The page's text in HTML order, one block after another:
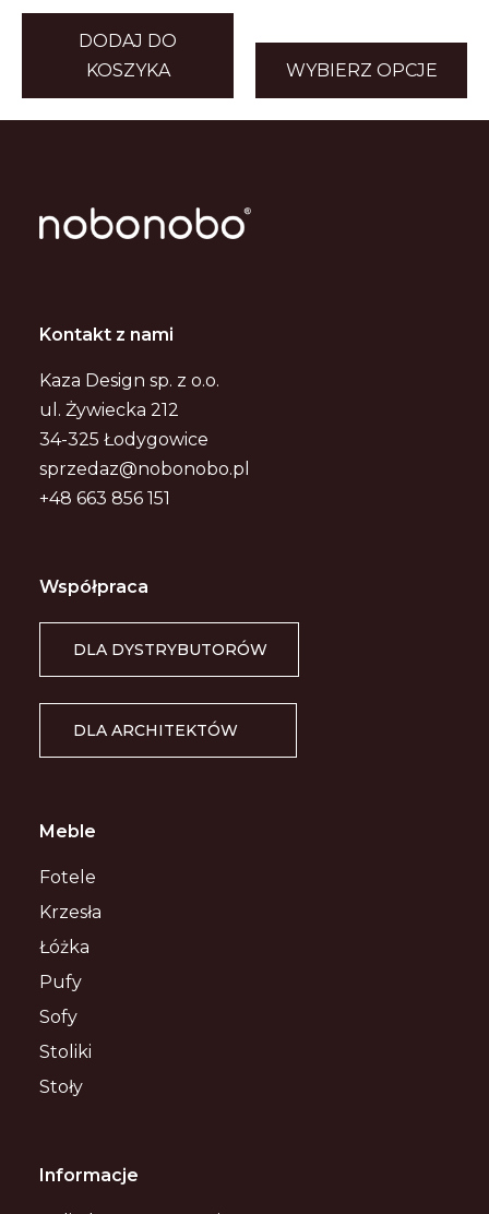
DODAJ DO
KOSZYKA
WYBIERZ OPCJE
Kontakt z nami
Kaza Design sp. z o.o.
ul. Żywiecka 212
34-325 Łodygowice
sprzedaz@nobonobo.pl
+48 663 856 151
Meble
Fotele
Krzesła
Łóżka
Pufy
Sofy
Stoliki
Stoły
Współpraca
DLA DYSTRYBUTORÓW
DLA ARCHITEKTÓW
Informacje